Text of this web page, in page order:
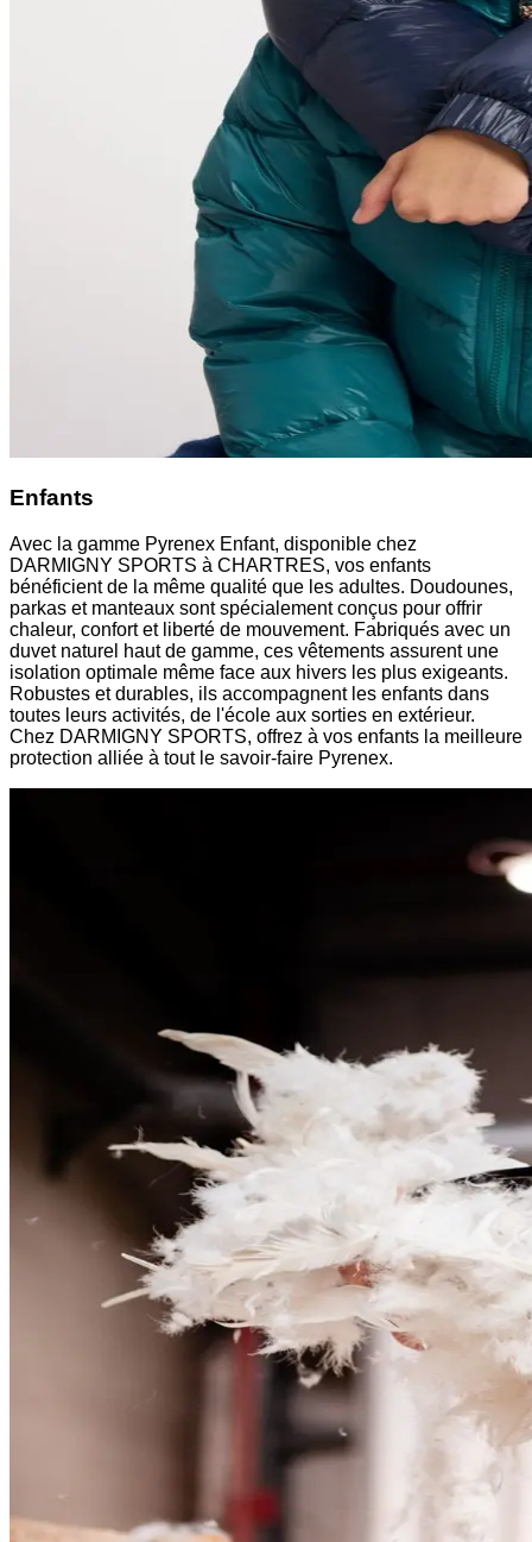
Enfants
Avec la gamme Pyrenex Enfant, disponible chez
DARMIGNY SPORTS à CHARTRES, vos enfants
bénéficient de la même qualité que les adultes. Doudounes,
parkas et manteaux sont spécialement conçus pour offrir
chaleur, confort et liberté de mouvement. Fabriqués avec un
duvet naturel haut de gamme, ces vêtements assurent une
isolation optimale même face aux hivers les plus exigeants.
Robustes et durables, ils accompagnent les enfants dans
toutes leurs activités, de l'école aux sorties en extérieur.
Chez DARMIGNY SPORTS, offrez à vos enfants la meilleure
protection alliée à tout le savoir-faire Pyrenex.